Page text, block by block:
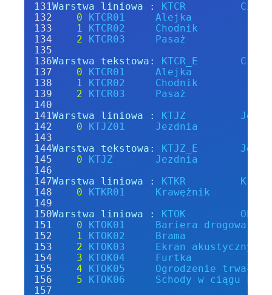
Warstwa liniowa :
KTCR Ciąg
0
KTCR01
Alejka
1
KTCR02
Chodnik
2
KTCR03
Pasaż
Warstwa tekstowa:
KTCR_E Ciąg
0
KTCR01
Alejka
1
KTCR02
Chodnik
2
KTCR03
Pasaż
Warstwa liniowa :
KTJZ
0
KTJZ01
Jezdnia
Warstwa tekstowa:
KTJZ_E
0
KTJZ
Jezdnia
Warstwa liniowa :
KTKR
0
KTKR01
Krawężnik
Warstwa liniowa :
KTOK
0
KTOK01 Bariera drogowa
1
KTOK02
Brama
2
KTOK03 Ekran
akustyczny
3
KTOK04
Furtka
4
KTOK05 Ogrodzenie
trwałe
5
KTOK06 Schody w ciągu